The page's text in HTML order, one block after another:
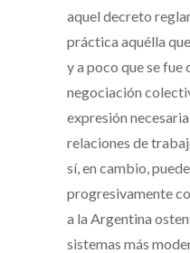
aquel decreto
práctica aquélla
y a poco que se
negociación
expresión
relaciones de
sí, en cambio,
progresivamente
a la Argentina
sistemas más